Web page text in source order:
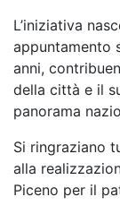
L’iniziativa
appuntamento
anni,
della città e il
panorama
Si ringraziano
alla
Piceno per il